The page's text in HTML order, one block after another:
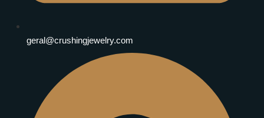
geral@crushingjewelry.com